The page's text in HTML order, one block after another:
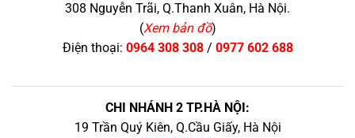
308 Nguyễn Trãi, Q.Thanh Xuân, Hà Nội.
(Xem bản đồ)
Điện thoại: 0964 308 308/ 0977 602 688
CHI NHÁNH 2 TP.HÀ NỘI:
19 Trần Quý Kiên, Q.Cầu Giấy, Hà Nội